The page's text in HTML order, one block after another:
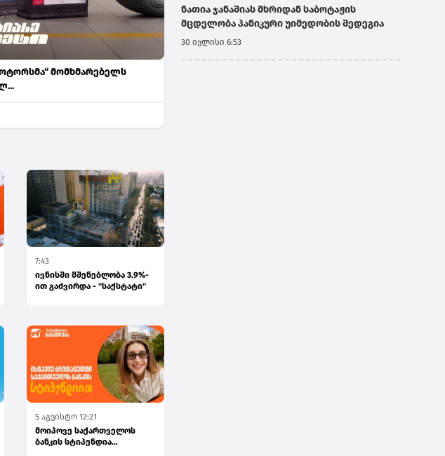
მომხმარებელს
7:43
ივნისში მშენებლობა 3.9%-
ით გაძვირდა - "საქსტატი"
5 აგვისტო 12:21
მოიპოვე საქართველოს
ბანკის სტიპენდია
ნათია ჯანაშიას მხრიდან საბოტაჟის
მცდელობა პანიკური უიმედობის შედეგია
30 ივლისი 6:53